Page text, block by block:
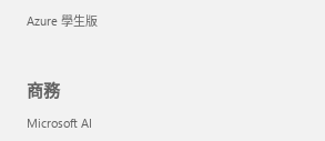
Azure 學生版
商務
Microsoft AI